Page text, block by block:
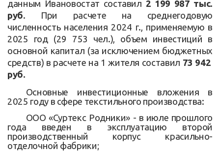
данным Ивановостат составил 2 199 987 тыс.
руб. При расчете на среднегодовую
численность населения 2024 г., применяемую в
2025 год (29 753 чел.), объем инвестиций в
основной капитал (за исключением бюджетных
средств) в расчете на 1 жителя составил 73 942
руб.
Основные инвестиционные вложения в
2025 году в сфере текстильного производства:
ООО «Суртекс Родники» - в июле прошлого
года введен в эксплуатацию второй
производственный корпус красильно-
отделочной фабрики;